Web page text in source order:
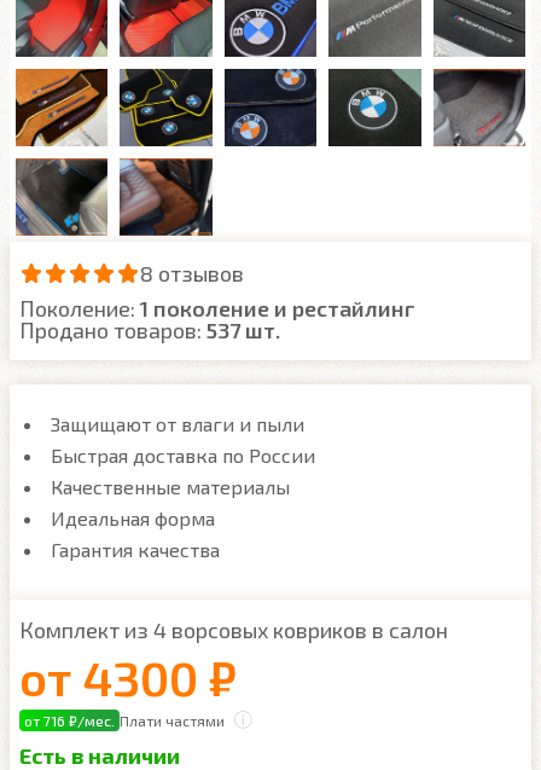
8 отзывов
Поколение: 1 поколение и рестайлинг
Продано товаров: 537 шт.
Защищают от влаги и пыли
Быстрая доставка по России
Качественные материалы
Идеальная форма
Гарантия качества
Комплект из 4 ворсовых ковриков в салон
от 4300 ₽
от 716 ₽/мес. Плати частями
Есть в наличии